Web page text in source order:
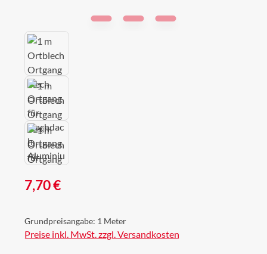
Regulärer Preis:
7,70 €
Grundpreisangabe: 1 Meter
Preise inkl. MwSt. zzgl. Versandkosten